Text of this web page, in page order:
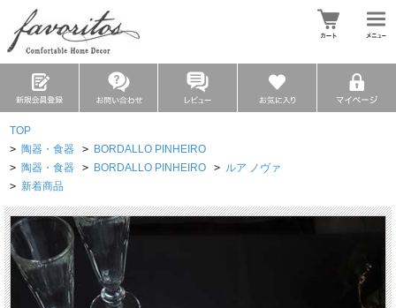
TOP
> 陶器・食器 > BORDALLO PINHEIRO
> 陶器・食器 > BORDALLO PINHEIRO > ルア ノヴァ
> 新着商品